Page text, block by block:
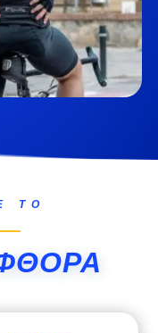
ΤΟ